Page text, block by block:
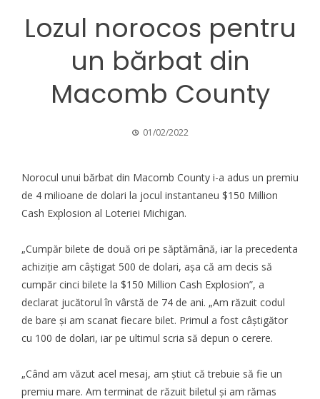
Lozul norocos pentru
un bărbat din
Macomb County
01/02/2022
Norocul unui bărbat din Macomb County i-a adus un premiu
de 4 milioane de dolari la jocul instantaneu $150 Million
Cash Explosion al Loteriei Michigan.
„Cumpăr bilete de două ori pe săptămână, iar la precedenta
achiziție am câștigat 500 de dolari, așa că am decis să
cumpăr cinci bilete la $150 Million Cash Explosion”, a
declarat jucătorul în vârstă de 74 de ani. „Am răzuit codul
de bare și am scanat fiecare bilet. Primul a fost câștigător
cu 100 de dolari, iar pe ultimul scria să depun o cerere.
„Când am văzut acel mesaj, am știut că trebuie să fie un
premiu mare. Am terminat de răzuit biletul și am rămas